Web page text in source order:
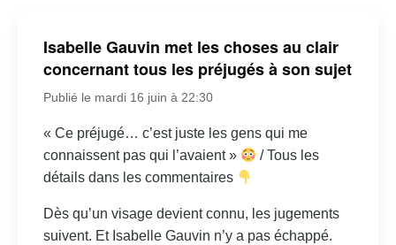
Isabelle Gauvin met les choses au clair
concernant tous les préjugés à son sujet
Publié le mardi 16 juin à 22:30
« Ce préjugé… c’est juste les gens qui me
connaissent pas qui l’avaient »
/ Tous les
détails dans les commentaires
Dès qu’un visage devient connu, les jugements
suivent. Et Isabelle Gauvin n’y a pas échappé.